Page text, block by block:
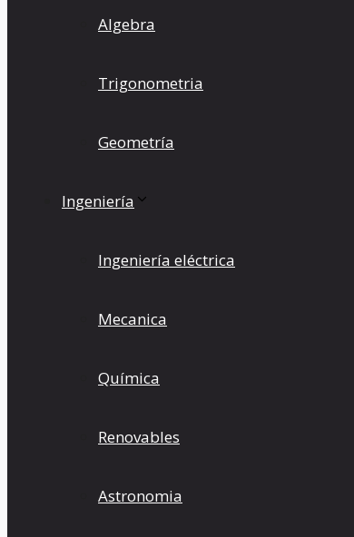
Algebra
Trigonometria
Geometría
Ingeniería
Ingeniería eléctrica
Mecanica
Química
Renovables
Astronomia